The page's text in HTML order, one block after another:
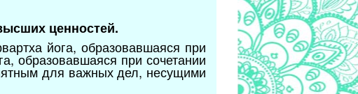
ценностей.
йога, образовавшаяся при
образовавшаяся при сочетании
для важных дел, несущими